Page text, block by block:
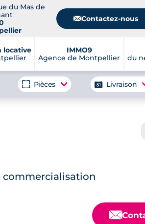
du Mas de
📧Contactez-nous
locative
IMMO9
Agence de Montpellier
du
Pièces Livraison
📧